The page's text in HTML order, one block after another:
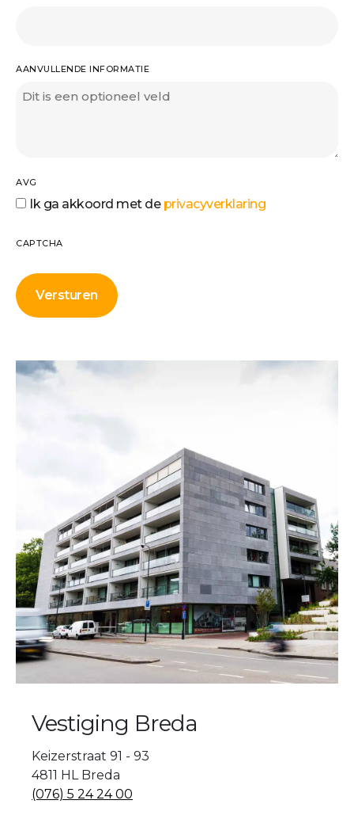
AANVULLENDE INFORMATIE
AVG
Ik ga akkoord met de privacyverklaring
CAPTCHA
Vestiging Breda
Keizerstraat 91 - 93
4811 HL Breda
(076) 5 24 24 00